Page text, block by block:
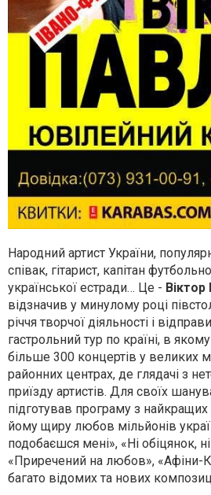
Народний артист України,
співак, гітарист, капітан
української естради… Це - Віктор
відзначив у минулому році
річчя творчої діяльності і
гастрольний тур по країні, в
більше 300 концертів у великих
районних центрах, де глядачі з
приїзду артистів. Для своїх
підготував програму з
йому щиру любов мільйонів
подобаєшся мені», «Ні обіцянок,
«Приречений на любов», «Афіни-
багато відомих та нових